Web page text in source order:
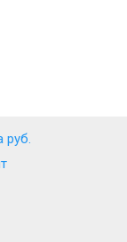
руб.